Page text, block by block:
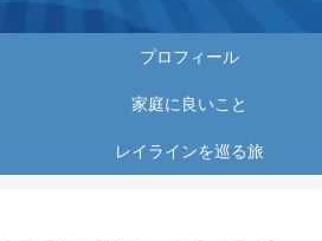
プロフィール
家庭に良いこと
レイラインを巡る旅